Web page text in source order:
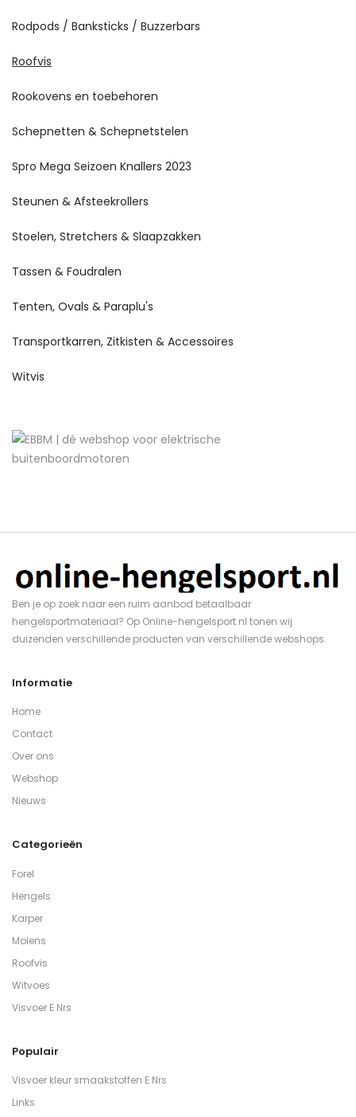
Rodpods / Banksticks / Buzzerbars
Roofvis
Rookovens en toebehoren
Schepnetten & Schepnetstelen
Spro Mega Seizoen Knallers 2023
Steunen & Afsteekrollers
Stoelen, Stretchers & Slaapzakken
Tassen & Foudralen
Tenten, Ovals & Paraplu's
Transportkarren, Zitkisten & Accessoires
Witvis
Ben je op zoek naar een ruim aanbod betaalbaar
hengelsportmateriaal? Op Online-hengelsport.nl tonen wij
duizenden verschillende producten van verschillende webshops.
Informatie
Home
Contact
Over ons
Webshop
Nieuws
Categorieën
Forel
Hengels
Karper
Molens
Roofvis
Witvoes
Visvoer E Nrs
Populair
Visvoer kleur smaakstoffen E Nrs
Links